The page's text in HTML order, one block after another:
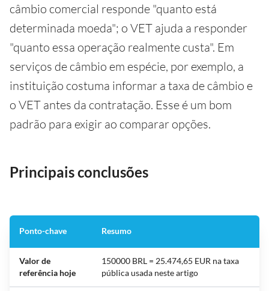
câmbio comercial responde "quanto está
determinada moeda"; o VET ajuda a responder
"quanto essa operação realmente custa". Em
serviços de câmbio em espécie, por exemplo, a
instituição costuma informar a taxa de câmbio e
o VET antes da contratação. Esse é um bom
padrão para exigir ao comparar opções.
Principais conclusões
Ponto-chave Resumo
Valor de
referência hoje
150000 BRL = 25.474,65 EUR na taxa
pública usada neste artigo